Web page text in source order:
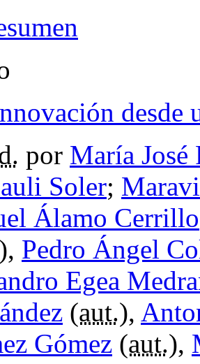
desde
por María
Soler;
Álamo Cerrillo
), Pedro Ángel
Egea
(aut.),
Gómez (aut.),